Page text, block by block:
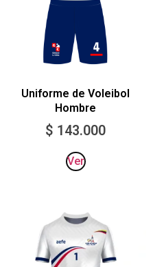
Uniforme de Voleibol
Hombre
$ 143.000
Ver